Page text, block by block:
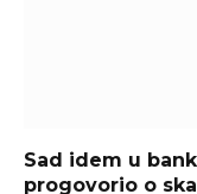
Sad idem u
progovorio o